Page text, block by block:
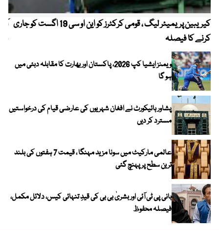
کیریبین پریمیئر لیگ ، قومی کرکٹرز کو این او سی 19 اگست کو جاری
کرنے کا فیصلہ
ویمنز ایشیا کپ 2026، پاکستان اور بھارت کا مقابلہ دبئی میں
ہو گا
پشاور ہائیکورٹ نے افغان شہریوں کی عارضی قیام کی درخواستیں
مسترد کر دیں
عالمی مارکیٹ میں سونا مزید مہنگا ، قیمت 7 ہفتوں کی بلند
ترین سطح پر پہنچ گئی
بانی پی ٹی آئی اور بشریٰ بی بی کی قیدِ تنہائی کیس، دلائل مکمل،
فیصلہ محفوظ